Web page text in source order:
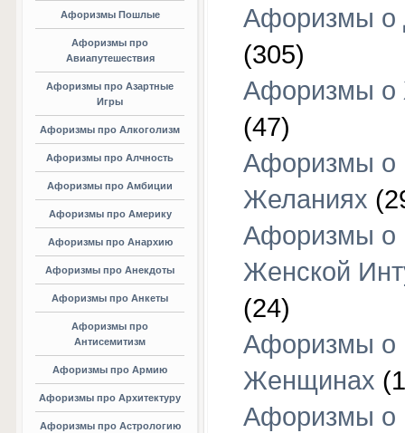
Афоризмы Пошлые
Афоризмы про
Авиапутешествия
Афоризмы про Азартные
Игры
Афоризмы про Алкоголизм
Афоризмы про Алчность
Афоризмы про Амбиции
Афоризмы про Америку
Афоризмы про Анархию
Афоризмы про Анекдоты
Афоризмы про Анкеты
Афоризмы про
Антисемитизм
Афоризмы про Армию
Афоризмы про Архитектуру
Афоризмы про Астрологию
Афоризмы о
(305)
Афоризмы
(47)
Афоризмы о
Желаниях
Афоризмы о
Женской
(24)
Афоризмы о
Женщинах
Афоризмы о